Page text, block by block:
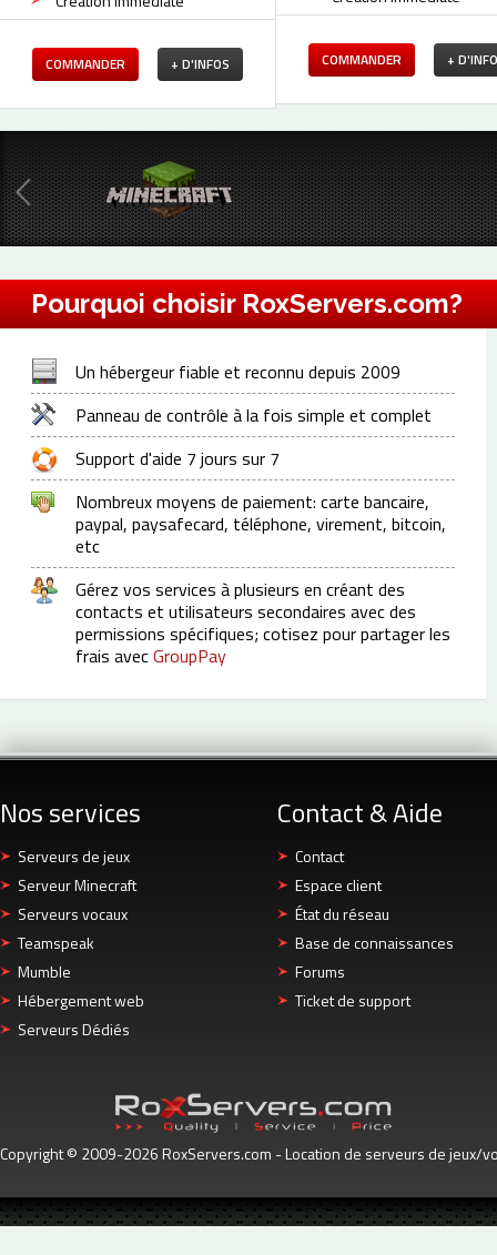
COMMANDER + D'INFOS COMMANDER +
Pourquoi choisir RoxServers.com?
Un hébergeur fiable et reconnu depuis 2009
Panneau de contrôle à la fois simple et complet
Support d'aide 7 jours sur 7
Nombreux moyens de paiement: carte bancaire,
paypal, paysafecard, téléphone, virement, bitcoin,
etc
Gérez vos services à plusieurs en créant des
contacts et utilisateurs secondaires avec des
permissions spécifiques; cotisez pour partager les
frais avecGroupPay
Nos services
Serveurs de jeux
Serveur Minecraft
Serveurs vocaux
Teamspeak
Mumble
Hébergement web
Serveurs Dédiés
Contact & Aide
Contact
Espace client
État du réseau
Base de connaissances
Forums
Ticket de support
Copyright © 2009-2026 RoxServers.com - Location de serveurs de jeux/